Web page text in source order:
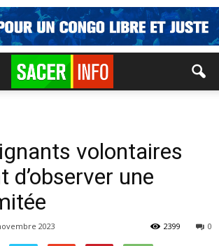
volontaires
d’observer une
2023 0
2399